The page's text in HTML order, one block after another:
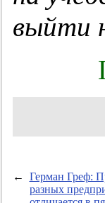
выйти
←
Герман Греф:
разных